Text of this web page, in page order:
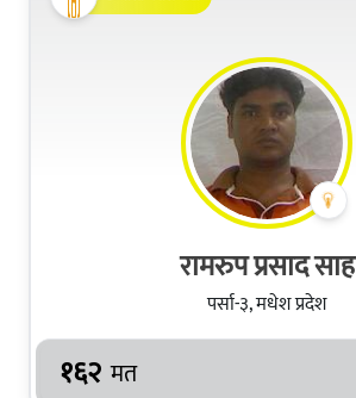
रामरुप प्रसाद साह
पर्सा-३, मधेश प्रदेश
१६२ मत